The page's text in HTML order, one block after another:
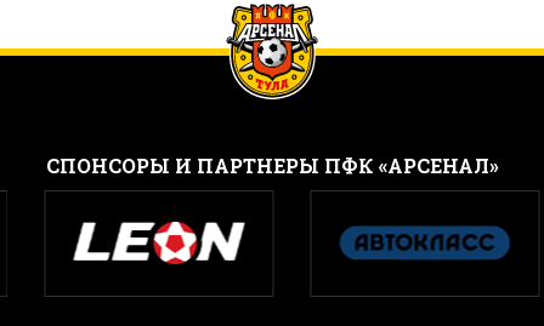
CПОНСОРЫ И ПАРТНЕРЫ ПФК «АРСЕНАЛ»